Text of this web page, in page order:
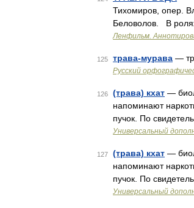
Тихомиров, опер.
Беловолов. В
Ленфильм.
125 трава-мурава —
Русский
126 (трава) кхат —
напоминают
пучок. По
Универсальный
127 (трава) кхат —
напоминают
пучок. По
Универсальный